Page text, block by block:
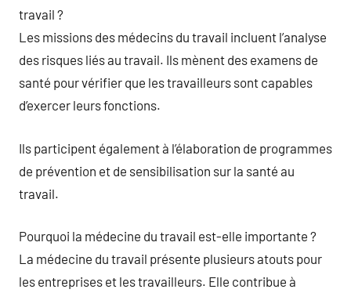
travail ?
Les missions des médecins du travail incluent l’analyse
des risques liés au travail. Ils mènent des examens de
santé pour vérifier que les travailleurs sont capables
d’exercer leurs fonctions.
Ils participent également à l’élaboration de programmes
de prévention et de sensibilisation sur la santé au
travail.
Pourquoi la médecine du travail est-elle importante ?
La médecine du travail présente plusieurs atouts pour
les entreprises et les travailleurs. Elle contribue à